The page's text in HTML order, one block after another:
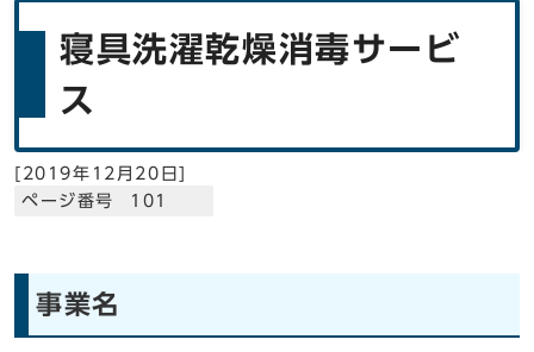
寝具洗濯乾燥消毒サービ
ス
[ 2019年12月20日]
ページ番号 101
事業名